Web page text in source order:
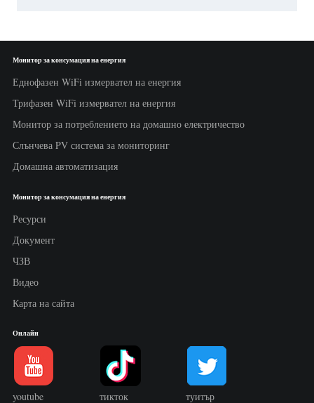
Монитор за консумация на енергия
Еднофазен WiFi измервател на енергия
Трифазен WiFi измервател на енергия
Монитор за потреблението на домашно електричество
Слънчева PV система за мониторинг
Домашна автоматизация
Монитор за консумация на енергия
Ресурси
Документ
ЧЗВ
Видео
Карта на сайта
Онлайн
youtube тикток туитър